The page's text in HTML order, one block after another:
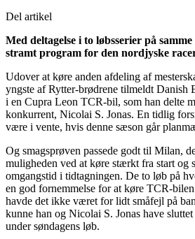
Del artikel
Med deltagelse i to løbsserier på
stramt program for den nordjyske
Udover at køre anden afdeling af
yngste af Rytter-brødrene tilmeldt Danish
i en Cupra Leon TCR-bil, som han delte
konkurrent, Nicolai S. Jonas. En tidlig
være i vente, hvis denne sæson går
Og smagsprøven passede godt til Milan,
muligheden ved at køre stærkt fra start og
omgangstid i tidtagningen. De to løb på
en god fornemmelse for at køre TCR-
havde det ikke været for lidt småfejl på
kunne han og Nicolai S. Jonas have
under søndagens løb.